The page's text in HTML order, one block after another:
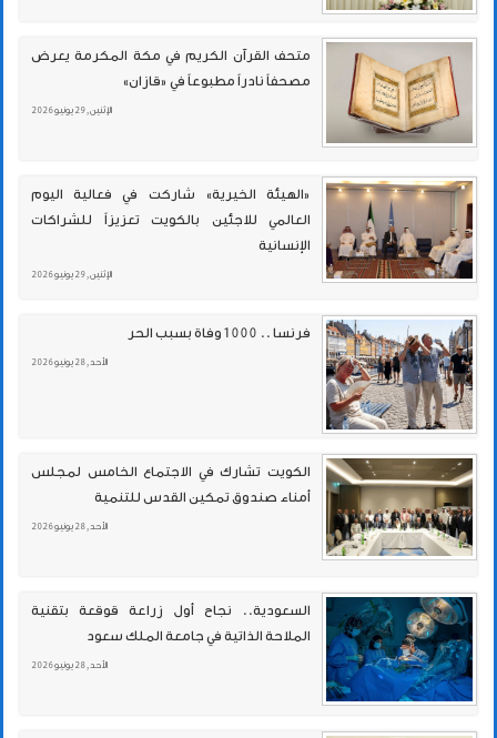
متحف القرآن الكريم في مكة المكرمة يعرض
مصحفاً نادراً مطبوعاً في «قازان»
الإثنين , 29 يونيو 2026
«الهيئة الخيرية» شاركت في فعالية اليوم
العالمي للاجئين بالكويت تعزيزاً للشراكات
الإنسانية
الإثنين , 29 يونيو 2026
فرنسا .. 1000وفاة بسبب الحر
الأحد , 28 يونيو 2026
الكويت تشارك في الاجتماع الخامس لمجلس
أمناء صندوق تمكين القدس للتنمية
الأحد , 28 يونيو 2026
السعودية.. نجاح أول زراعة قوقعة بتقنية
الملاحة الذاتية في جامعة الملك سعود
الأحد , 28 يونيو 2026